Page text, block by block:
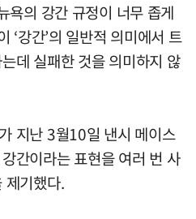
욕의 강간 규정이 너무 좁게
‘강간’의 일반적 의미에서 트
데 실패한 것을 의미하지 않
지난 3월10일 낸시 메이스
간이라는 표현을 여러 번 사
제기했다.